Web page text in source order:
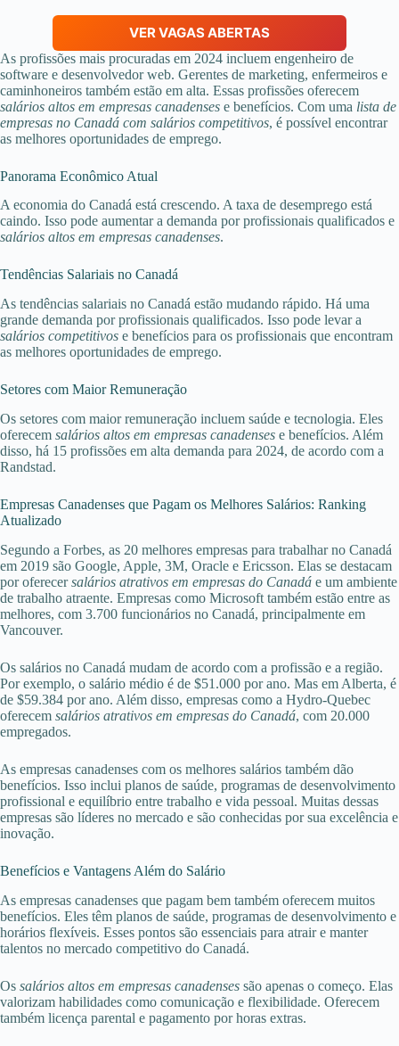
VER VAGAS ABERTAS
As profissões mais procuradas em 2024 incluem engenheiro de
software e desenvolvedor web. Gerentes de marketing, enfermeiros e
caminhoneiros também estão em alta. Essas profissões oferecem
salários altos em empresas canadenses e benefícios. Com uma lista de
empresas no Canadá com salários competitivos, é possível encontrar
as melhores oportunidades de emprego.
Panorama Econômico Atual
A economia do Canadá está crescendo. A taxa de desemprego está
caindo. Isso pode aumentar a demanda por profissionais qualificados e
salários altos em empresas canadenses.
Tendências Salariais no Canadá
As tendências salariais no Canadá estão mudando rápido. Há uma
grande demanda por profissionais qualificados. Isso pode levar a
salários competitivos e benefícios para os profissionais que encontram
as melhores oportunidades de emprego.
Setores com Maior Remuneração
Os setores com maior remuneração incluem saúde e tecnologia. Eles
oferecem salários altos em empresas canadenses e benefícios. Além
disso, há 15 profissões em alta demanda para 2024, de acordo com a
Randstad.
Empresas Canadenses que Pagam os Melhores Salários: Ranking
Atualizado
Segundo a Forbes, as 20 melhores empresas para trabalhar no Canadá
em 2019 são Google, Apple, 3M, Oracle e Ericsson. Elas se destacam
por oferecersalários atrativos em empresas do Canadá e um ambiente
de trabalho atraente. Empresas como Microsoft também estão entre as
melhores, com 3.700 funcionários no Canadá, principalmente em
Vancouver.
Os salários no Canadá mudam de acordo com a profissão e a região.
Por exemplo, o salário médio é de $51.000 por ano. Mas em Alberta, é
de $59.384 por ano. Além disso, empresas como a Hydro-Quebec
oferecem salários atrativos em empresas do Canadá, com 20.000
empregados.
As empresas canadenses com os melhores salários também dão
benefícios. Isso inclui planos de saúde, programas de desenvolvimento
profissional e equilíbrio entre trabalho e vida pessoal. Muitas dessas
empresas são líderes no mercado e são conhecidas por sua excelência e
inovação.
Benefícios e Vantagens Além do Salário
As empresas canadenses que pagam bem também oferecem muitos
benefícios. Eles têm planos de saúde, programas de desenvolvimento e
horários flexíveis. Esses pontos são essenciais para atrair e manter
talentos no mercado competitivo do Canadá.
Os salários altos em empresas canadenses são apenas o começo. Elas
valorizam habilidades como comunicação e flexibilidade. Oferecem
também licença parental e pagamento por horas extras.